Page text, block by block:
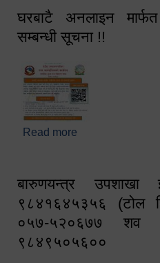
घरबाटै अनलाइन
सम्बन्धी सूचना !!
Read more
बारुणयन्त्र उपशाखा
९८४१६४५३५६ (टोल
०५७-५२०६७७ शव
९८४९५०५६००